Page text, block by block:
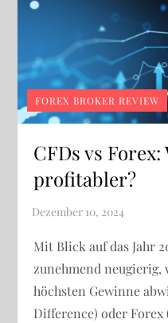
FOREX BROKER REVIEW
CFDs vs Forex:
profitabler?
Mit Blick auf das Jahr
zunehmend
höchsten Gewinne
Difference) oder Forex